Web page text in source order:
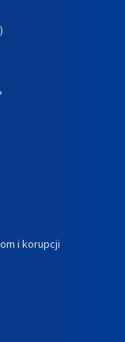
i korupcji